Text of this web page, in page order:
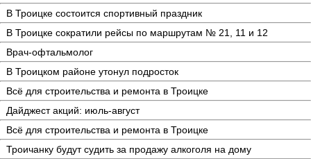
В Троицке состоится спортивный праздник
В Троицке сократили рейсы по маршрутам № 21, 11 и 12
Врач-офтальмолог
В Троицком районе утонул подросток
Всё для строительства и ремонта в Троицке
Дайджест акций: июль-август
Всё для строительства и ремонта в Троицке
Троичанку будут судить за продажу алкоголя на дому